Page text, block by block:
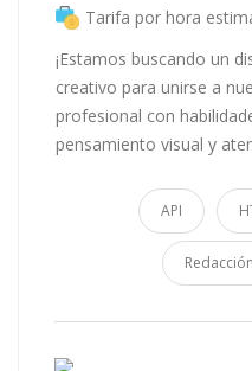
Tarifa por hora
¡Estamos buscando un
creativo para unirse a
profesional con
pensamiento visual y
API